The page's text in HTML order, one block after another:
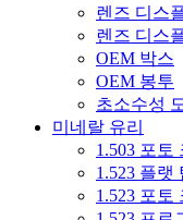
렌즈 디스
렌즈 디스
OEM 박스
OEM 봉투
초소수성
미네랄 유리
1.503 포토
1.523 플랫
1.523 포토